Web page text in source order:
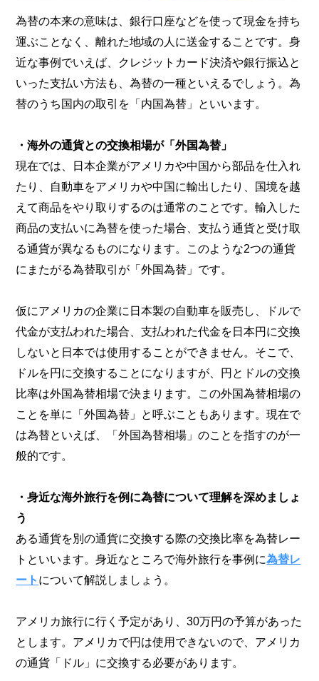
為替の本来の意味は、銀行口座などを使って現金を持ち
運ぶことなく、離れた地域の人に送金することです。身
近な事例でいえば、クレジットカード決済や銀行振込と
いった支払い方法も、為替の一種といえるでしょう。為
替のうち国内の取引を「内国為替」といいます。
・海外の通貨との交換相場が「外国為替」
現在では、日本企業がアメリカや中国から部品を仕入れ
たり、自動車をアメリカや中国に輸出したり、国境を越
えて商品をやり取りするのは通常のことです。輸入した
商品の支払いに為替を使った場合、支払う通貨と受け取
る通貨が異なるものになります。このような2つの通貨
にまたがる為替取引が「外国為替」です。
仮にアメリカの企業に日本製の自動車を販売し、ドルで
代金が支払われた場合、支払われた代金を日本円に交換
しないと日本では使用することができません。そこで、
ドルを円に交換することになりますが、円とドルの交換
比率は外国為替相場で決まります。この外国為替相場の
ことを単に「外国為替」と呼ぶこともあります。現在で
は為替といえば、「外国為替相場」のことを指すのが一
般的です。
・身近な海外旅行を例に為替について理解を深めましょ
う
ある通貨を別の通貨に交換する際の交換比率を為替レー
トといいます。身近なところで海外旅行を事例に為替レ
ート について解説しましょう。
アメリカ旅行に行く予定があり、30万円の予算があった
とします。アメリカで円は使用できないので、アメリカ
の通貨「ドル」に交換する必要があります。